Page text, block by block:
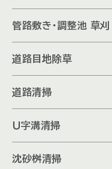
管路敷き・調整池 草刈
道路目地除草
道路清掃
Ｕ字溝清掃
沈砂桝清掃